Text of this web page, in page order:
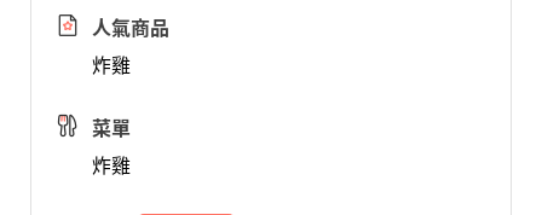
人氣商品
炸雞
菜單
炸雞